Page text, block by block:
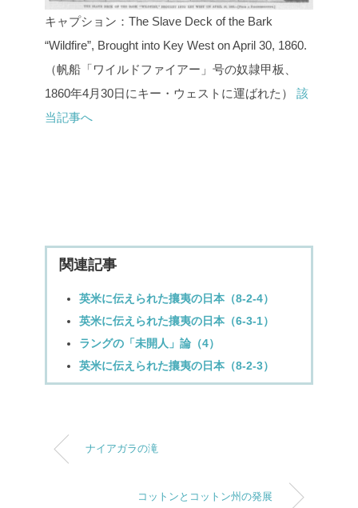
キャプション：The Slave Deck of the Bark
“Wildfire”, Brought into Key West on April 30, 1860.
（帆船「ワイルドファイアー」号の奴隷甲板、
1860年4月30日にキー・ウェストに運ばれた）
該
当記事へ
関連記事
英米に伝えられた攘夷の日本（8-2-4）
英米に伝えられた攘夷の日本（6-3-1）
ラングの「未開人」論（4）
英米に伝えられた攘夷の日本（8-2-3）
ナイアガラの滝
コットンとコットン州の発展